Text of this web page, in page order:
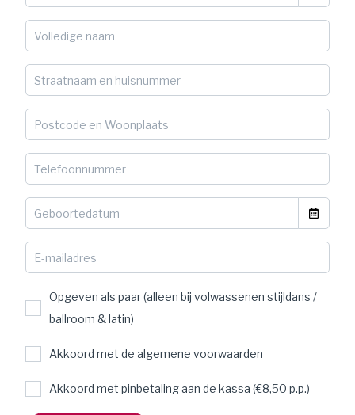
Opgeven als paar (alleen bij volwassenen stijldans /
ballroom & latin)
Akkoord met de algemene voorwaarden
Akkoord met pinbetaling aan de kassa (€8,50 p.p.)